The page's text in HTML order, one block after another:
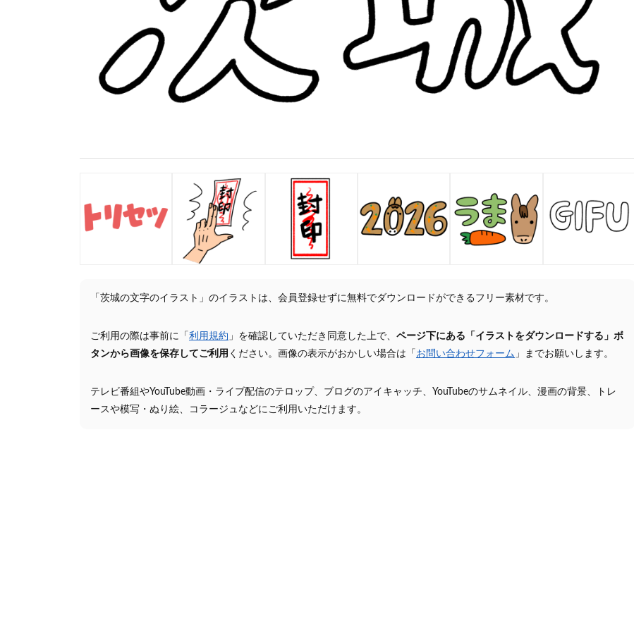
「茨城の文字のイラスト」のイラストは、会員登録せずに無料でダウンロードができるフリー素材です。
ご利用の際は事前に「 利用規約 」を確認していただき同意した上で、 ページ下にある「イラストをダウンロードする」ボ
タンから画像を保存してご利用 ください。画像の表示がおかしい場合は「 お問い合わせフォーム 」までお願いします。
テレビ番組やYouTube動画・ライブ配信のテロップ、ブログのアイキャッチ、YouTubeのサムネイル、漫画の背景、トレ
ースや模写・ぬり絵、コラージュなどにご利用いただけます。